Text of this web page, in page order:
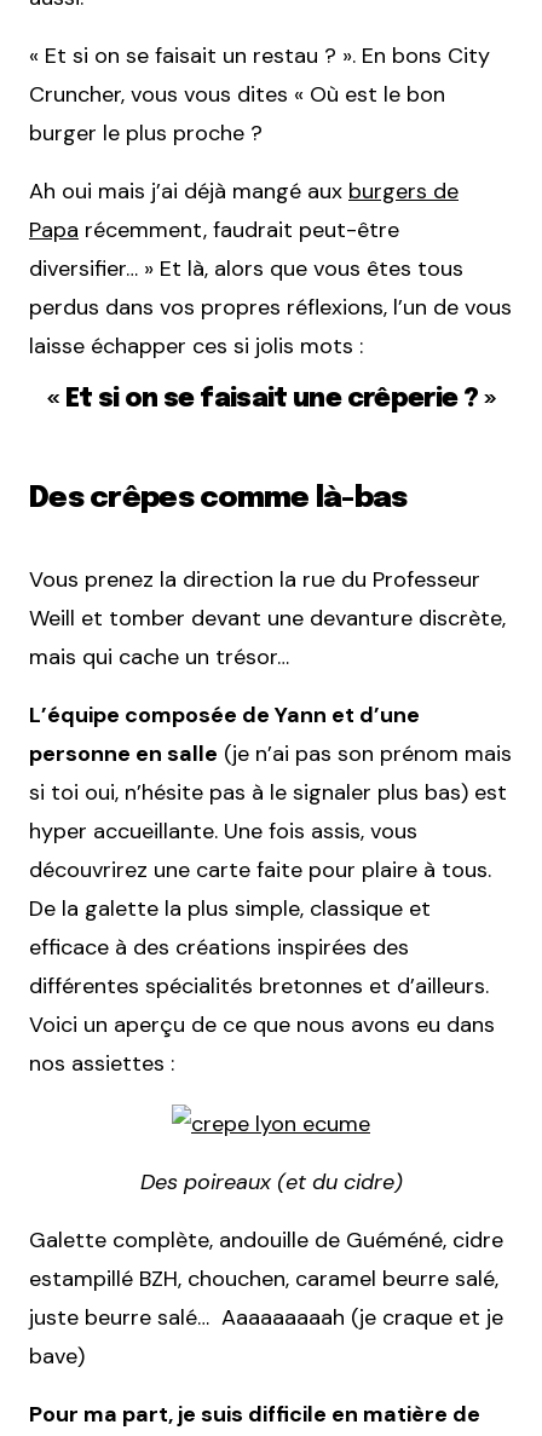
« Et si on se faisait un restau ? ». En bons City
Cruncher, vous vous dites « Où est le bon
burger le plus proche ?
Ah oui mais j’ai déjà mangé aux burgers de
Papa récemment, faudrait peut-être
diversifier… » Et là, alors que vous êtes tous
perdus dans vos propres réflexions, l’un de vous
laisse échapper ces si jolis mots :
« Et si on se faisait une crêperie ? »
Des crêpes comme là-bas
Vous prenez la direction la rue du Professeur
Weill et tomber devant une devanture discrète,
mais qui cache un trésor…
L’équipe composée de Yann et d’une
personne en salle (je n’ai pas son prénom mais
si toi oui, n’hésite pas à le signaler plus bas) est
hyper accueillante. Une fois assis, vous
découvrirez une carte faite pour plaire à tous.
De la galette la plus simple, classique et
efficace à des créations inspirées des
différentes spécialités bretonnes et d’ailleurs.
Voici un aperçu de ce que nous avons eu dans
nos assiettes :
Des poireaux (et du cidre)
Galette complète, andouille de Guéméné, cidre
estampillé BZH, chouchen, caramel beurre salé,
juste beurre salé… Aaaaaaaaah (je craque et je
bave)
Pour ma part, je suis difficile en matière de